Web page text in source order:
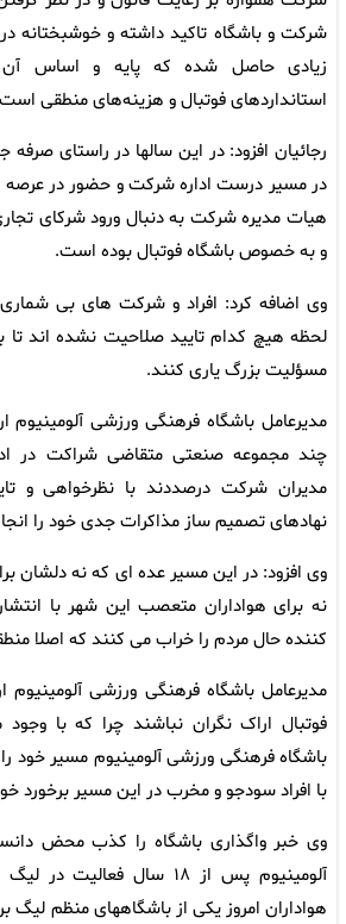
شرکت و باشگاه تاکید داشته و خوشبختانه
زیادی حاصل شده که پایه و اساس
استانداردهای فوتبال و هزینه‌های منطقی
رجائیان افزود: در این سالها در راستای صرفه
در مسیر درست اداره شرکت و حضور در عرصه
هیات مدیره شرکت به دنبال ورود شرکای
و به خصوص باشگاه فوتبال بوده است.
وی اضافه کرد: افراد و شرکت های بی
لحظه هیچ کدام تایید صلاحیت نشده اند تا
مسؤلیت بزرگ یاری کنند.
مدیرعامل باشگاه فرهنگی ورزشی آلومینیوم
چند مجموعه صنعتی متقاضی شراکت در
مدیران شرکت درصددند با نظرخواهی و
نهادهای تصمیم ساز مذاکرات جدی خود را
وی افزود: در این مسیر عده ای که نه دلشان
نه برای هواداران متعصب این شهر با
کننده حال مردم را خراب می کنند که اصلا
مدیرعامل باشگاه فرهنگی ورزشی آلومینیوم
فوتبال اراک نگران نباشند چرا که با
باشگاه فرهنگی ورزشی آلومینیوم مسیر خود
با افراد سودجو و مخرب در این مسیر برخورد
وی خبر واگذاری باشگاه را کذب محض
آلومینیوم پس از ۱۸ سال
هواداران امروز یکی از باشگاههای منظم لیگ